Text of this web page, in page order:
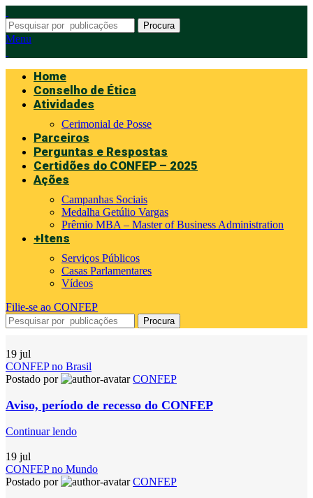
Procura
Menu
Home
Conselho de Ética
Atividades
Cerimonial de Posse
Parceiros
Perguntas e Respostas
Certidões do CONFEP – 2025
Ações
Campanhas Sociais
Medalha Getúlio Vargas
Prêmio MBA – Master of Business Administration
+Itens
Serviços Públicos
Casas Parlamentares
Vídeos
Filie-se ao CONFEP
Procura
19 jul
CONFEP no Brasil
Postado por
CONFEP
Aviso, período de recesso do CONFEP
Continuar lendo
19 jul
CONFEP no Mundo
Postado por
CONFEP